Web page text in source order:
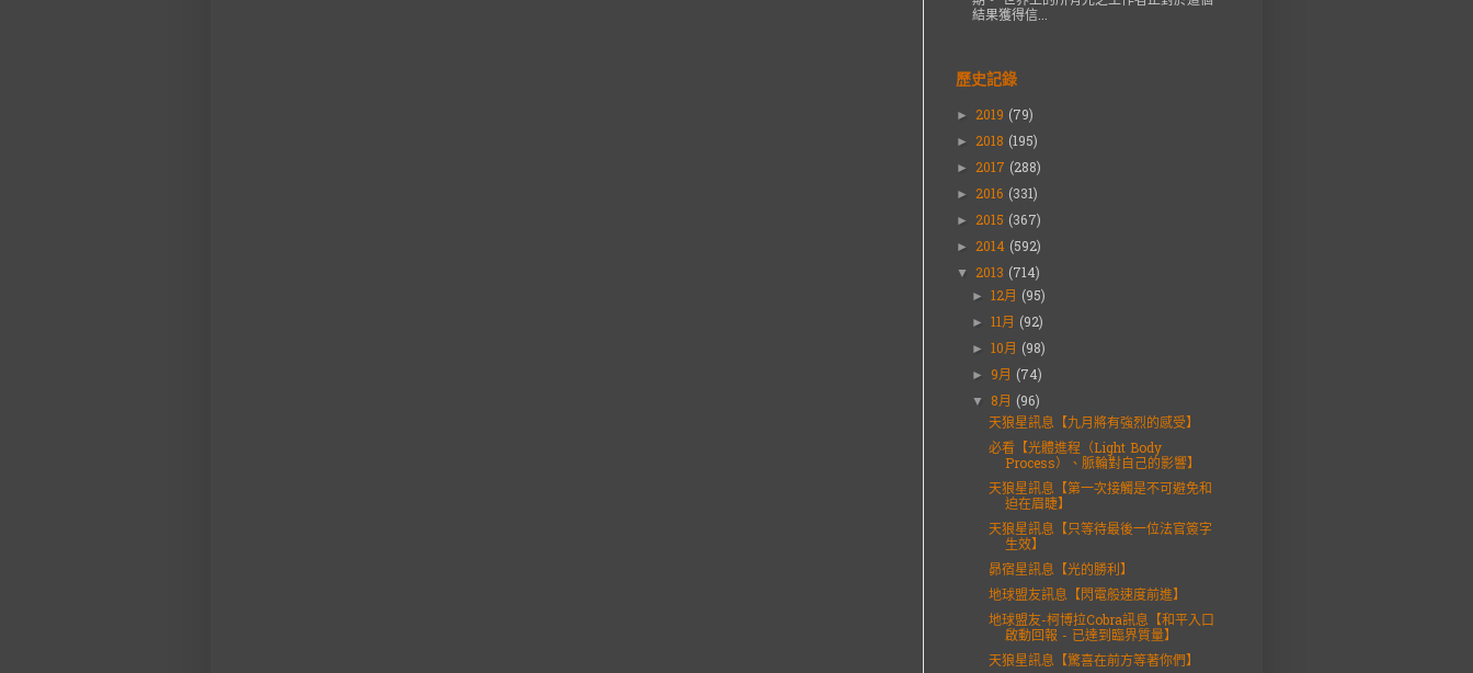
結果獲得信...
歷史記錄
► 2019 (79)
► 2018 (195)
► 2017 (288)
► 2016 (331)
► 2015 (367)
► 2014 (592)
▼ 2013 (714)
►12月 (95)
►11月 (92)
►10月 (98)
► 9月 (74)
▼ 8月 (96)
天狼星訊息【九月將有強烈的感受】
必看【光體進程（Light Body
Process）、脈輪對自己的影響】
天狼星訊息【第一次接觸是不可避免和
迫在眉睫】
天狼星訊息【只等待最後一位法官簽字
生效】
昴宿星訊息【光的勝利】
地球盟友訊息【閃電般速度前進】
地球盟友-柯博拉Cobra訊息【和平入口
啟動回報 - 已達到臨界質量】
天狼星訊息【驚喜在前方等著你們】